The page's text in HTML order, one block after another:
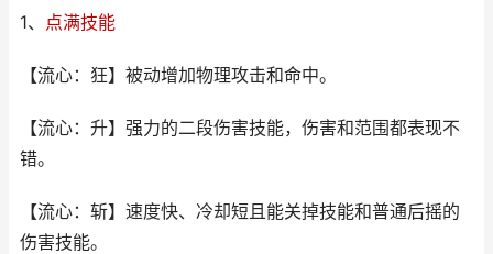
1、 点满技能
【流心：狂】被动增加物理攻击和命中。
【流心：升】强力的二段伤害技能，伤害和范围都表现不
错。
【流心：斩】速度快、冷却短且能关掉技能和普通后摇的
伤害技能。